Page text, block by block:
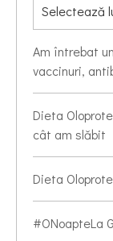
Am întrebat
vaccinuri,
Dieta
cât am slăbit
Dieta
#ONoapteLa